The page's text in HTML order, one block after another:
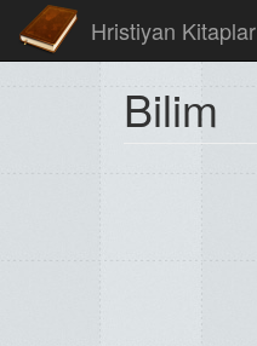
Hristiyan Kitaplar
Bilim